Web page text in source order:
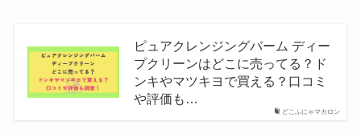
どこふにゃマカロン
ピュアクレンジングバーム ディー
プクリーンはどこに売ってる？ド
ンキやマツキヨで買える？口コミ
や評価も…